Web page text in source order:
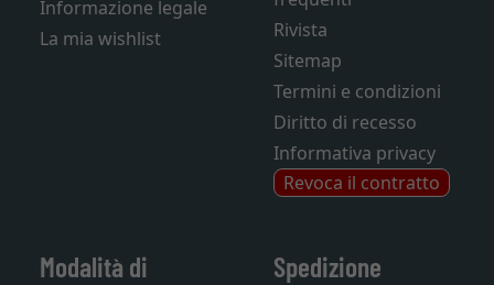
Informazione legale
La mia wishlist
Rivista
Sitemap
Termini e condizioni
Diritto di recesso
Informativa privacy
Revoca il contratto
Modalità di
Spedizione